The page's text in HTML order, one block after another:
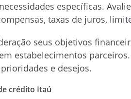
específicas.
taxas de juros,
seus objetivos
estabelecimentos
e desejos.
crédito Itaú